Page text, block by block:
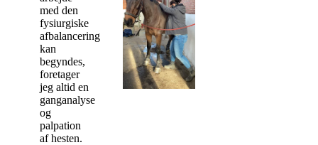
med den
fysiurgiske
afbalancering
kan
begyndes,
foretager
jeg altid en
ganganalyse
og
palpation
af hesten.